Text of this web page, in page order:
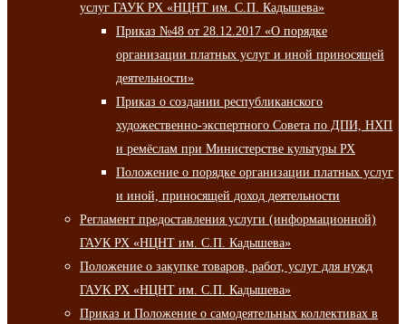
услуг ГАУК РХ «НЦНТ им. С.П. Кадышева»
Приказ №48 от 28.12.2017 «О порядке
организации платных услуг и иной приносящей
деятельности»
Приказ о создании республиканского
художественно-экспертного Совета по ДПИ, НХП
и ремёслам при Министерстве культуры РХ
Положение о порядке организации платных услуг
и иной, приносящей доход деятельности
Регламент предоставления услуги (информационной)
ГАУК РХ «НЦНТ им. С.П. Кадышева»
Положение о закупке товаров, работ, услуг для нужд
ГАУК РХ «НЦНТ им. С.П. Кадышева»
Приказ и Положение о самодеятельных коллективах в